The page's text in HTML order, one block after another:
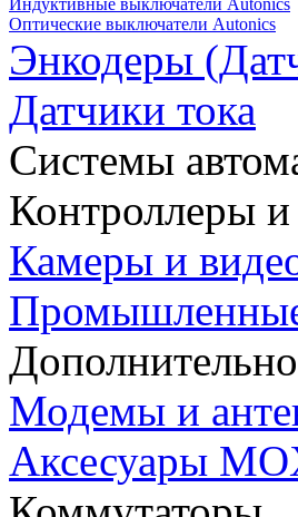
Индуктивные выключатели Autonics
Оптические выключатели Autonics
Энкодеры
Датчики тока
Системы
Контроллеры
Камеры и
Модемы и
Аксесуары